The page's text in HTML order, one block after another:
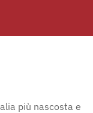
più nascosta e